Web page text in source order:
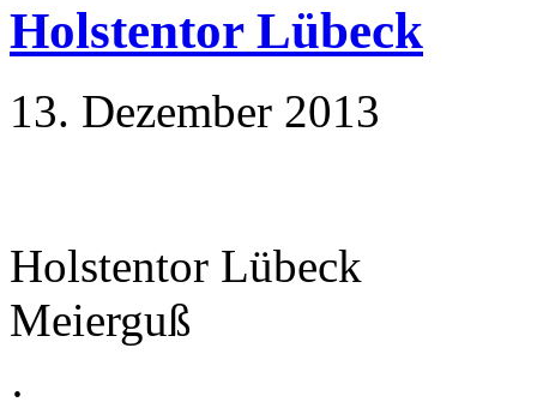
Holstentor Lübeck
13. Dezember 2013
Holstentor Lübeck
Meierguß
·